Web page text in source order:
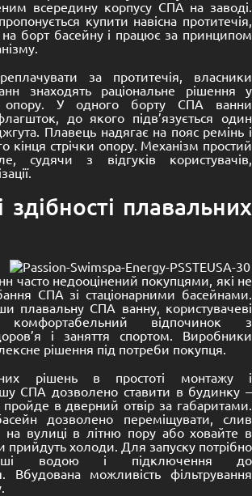
всередину корпусу СПА на заводі.
купити навісна протитечія,
на борт басейну і працює за принципом
за протитечія, власники
знаходять раціональне рішення у
опору. У одного борту СПА ванни
до якого підв’язується один
Плавець надягає на пояс ремінь і
кінця стрічки опору. Механізм простий
судячи з відгуків користувачів,
здібності плавальних
часто недооцінений покупцями, які не
СПА зі стаціонарними басейнами.
плавальну СПА ванну, користувачеві
відпочинок з
і заняття спортом. Виробники
рішення під потреби покупця.
рішень в простоті монтажу і
СПА дозволено ставити в будинку –
в дверний отвір за габаритами.
дозволено переміщувати, слив
вулиці в літню пору або ховайте в
прийдуть холоди. Для запуску потрібно
водою і підключення до
Вбудована можливість фільтрування